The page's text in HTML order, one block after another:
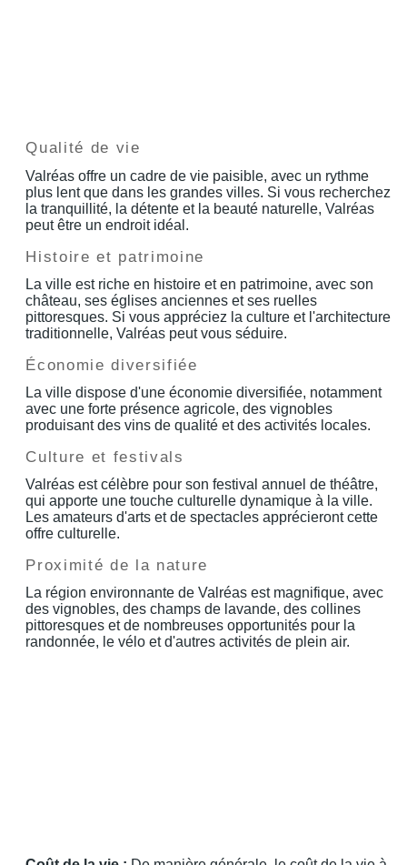
Qualité de vie
Valréas offre un cadre de vie paisible, avec un rythme
plus lent que dans les grandes villes. Si vous recherchez
la tranquillité, la détente et la beauté naturelle, Valréas
peut être un endroit idéal.
Histoire et patrimoine
La ville est riche en histoire et en patrimoine, avec son
château, ses églises anciennes et ses ruelles
pittoresques. Si vous appréciez la culture et l'architecture
traditionnelle, Valréas peut vous séduire.
Économie diversifiée
La ville dispose d'une économie diversifiée, notamment
avec une forte présence agricole, des vignobles
produisant des vins de qualité et des activités locales.
Culture et festivals
Valréas est célèbre pour son festival annuel de théâtre,
qui apporte une touche culturelle dynamique à la ville.
Les amateurs d'arts et de spectacles apprécieront cette
offre culturelle.
Proximité de la nature
La région environnante de Valréas est magnifique, avec
des vignobles, des champs de lavande, des collines
pittoresques et de nombreuses opportunités pour la
randonnée, le vélo et d'autres activités de plein air.